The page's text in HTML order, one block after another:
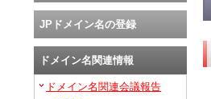
JPドメイン名の登録
ドメイン名関連情報
ドメイン名関連会議報告